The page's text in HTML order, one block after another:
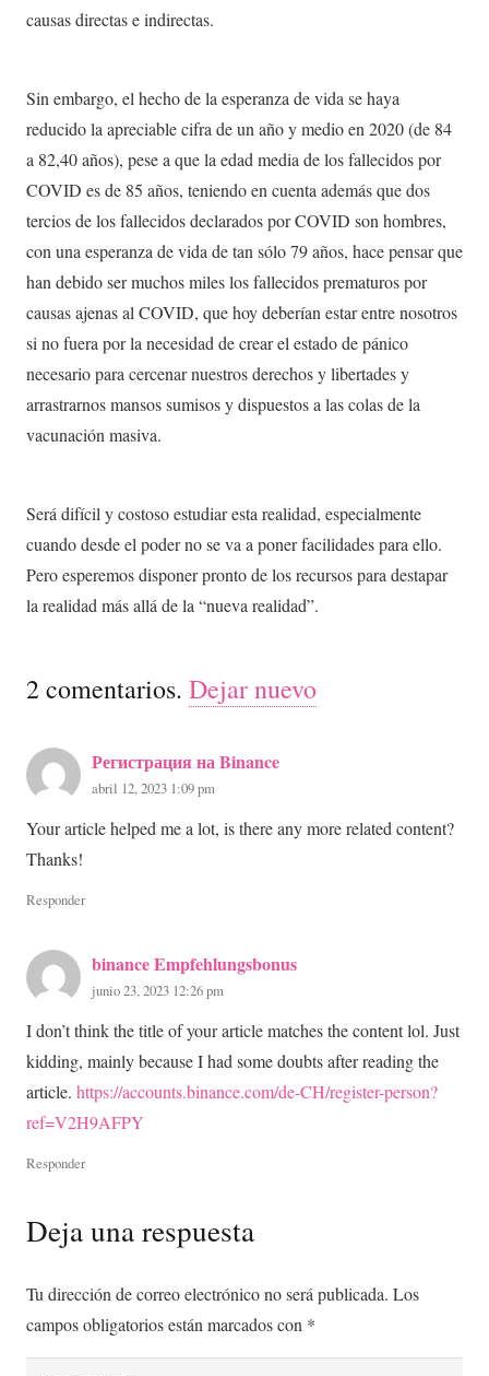
causas directas e indirectas.
Sin embargo, el hecho de la esperanza de vida se haya
reducido la apreciable cifra de un año y medio en 2020 (de 84
a 82,40 años), pese a que la edad media de los fallecidos por
COVID es de 85 años, teniendo en cuenta además que dos
tercios de los fallecidos declarados por COVID son hombres,
con una esperanza de vida de tan sólo 79 años, hace pensar que
han debido ser muchos miles los fallecidos prematuros por
causas ajenas al COVID, que hoy deberían estar entre nosotros
si no fuera por la necesidad de crear el estado de pánico
necesario para cercenar nuestros derechos y libertades y
arrastrarnos mansos sumisos y dispuestos a las colas de la
vacunación masiva.
Será difícil y costoso estudiar esta realidad, especialmente
cuando desde el poder no se va a poner facilidades para ello.
Pero esperemos disponer pronto de los recursos para destapar
la realidad más allá de la “nueva realidad”.
2comentarios. Dejar nuevo
Регистрация на Binance
abril 12, 2023 1:09 pm
Your article helped me a lot, is there any more related content?
Thanks!
Responder
binance Empfehlungsbonus
junio 23, 2023 12:26 pm
I don’t think the title of your article matches the content lol. Just
kidding, mainly because I had some doubts after reading the
article. https://accounts.binance.com/de-CH/register-person?
ref=V2H9AFPY
Responder
Deja una respuesta
Tu dirección de correo electrónico no será publicada. Los
campos obligatorios están marcados con *